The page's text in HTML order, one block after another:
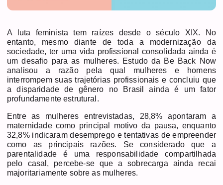
A luta feminista tem raízes desde o século XIX. No
entanto, mesmo diante de toda a modernização da
sociedade, ter uma vida profissional consolidada ainda é
um desafio para as mulheres. Estudo da Be Back Now
analisou a razão pela qual mulheres e homens
interrompem suas trajetórias profissionais e concluiu que
a disparidade de gênero no Brasil ainda é um fator
profundamente estrutural.
Entre as mulheres entrevistadas, 28,8% apontaram a
maternidade como principal motivo da pausa, enquanto
32,8% indicaram desemprego e tentativas de empreender
como as principais razões. Se considerado que a
parentalidade é uma responsabilidade compartilhada
pelo casal, percebe-se que a sobrecarga ainda recai
majoritariamente sobre as mulheres.